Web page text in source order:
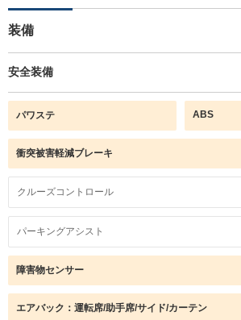
装備
安全装備
パワステ ABS
衝突被害軽減ブレーキ
クルーズコントロール
パーキングアシスト
障害物センサー
エアバック：運転席/助手席/サイド/カーテン